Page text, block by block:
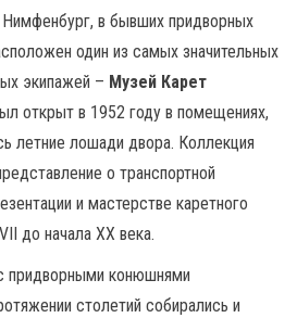
в бывших придворных
один из самых значительных
экипажей – Музей Карет
открыт в 1952 году в помещениях,
летние лошади двора. Коллекция
о транспортной
и мастерстве каретного
до начала XX века.
придворными конюшнями
столетий собирались и